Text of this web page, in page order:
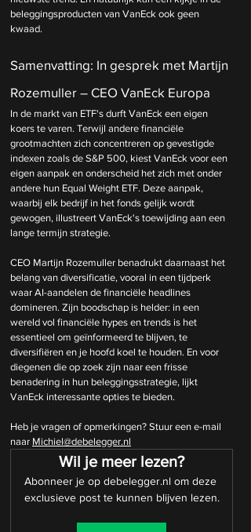
beleggingsproducten van VanEck ook geen
kwaad.
Samenvatting: In gesprek met Martijn
Rozemuller – CEO VanEck Europa
In de markt van ETF's durft VanEck een eigen
koers te varen. Terwijl andere financiële
grootmachten zich concentreren op gevestigde
indexen zoals de S&P 500, kiest VanEck voor een
eigen aanpak en onderscheid het zich met onder
andere hun Equal Weight ETF. Deze aanpak,
waarbij elk bedrijf in het fonds gelijk wordt
gewogen, illustreert VanEck's toewijding aan een
lange termijn strategie.
CEO Martijn Rozemuller benadrukt daarnaast het
belang van diversificatie, vooral in een tijdperk
waar AI-aandelen de financiële headlines
domineren. Zijn boodschap is helder: in een
wereld vol financiële hypes en trends is het
essentieel om geïnformeerd te blijven, te
diversifiëren en je hoofd koel te houden. En voor
diegenen die op zoek zijn naar een frisse
benadering in hun beleggingsstrategie, lijkt
VanEck interessante opties te bieden.
Heb je vragen of opmerkingen? Stuur een e-mail
naar Michiel@debelegger.nl
Wil je meer lezen?
Abonneer je op debelegger.nl om deze
exclusieve post te kunnen blijven lezen.